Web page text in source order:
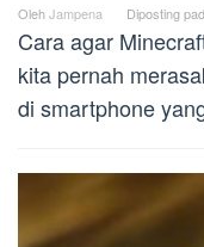
OlehJampena Diposting
Cara agar
kita pernah
di smartphone